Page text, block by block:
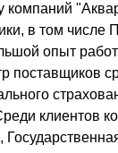
компаний
в том
опыт
поставщиков